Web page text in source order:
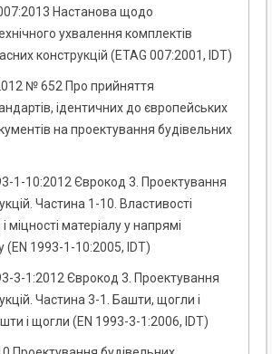
Настанова щодо
ухвалення комплектів
конструкцій (ETAG 007:2001, IDT)
№ 652 Про прийняття
ідентичних до європейських
на проектування будівельних
1-10:2012 Єврокод 3. Проектування
Частина 1-10. Властивості
міцності матеріалу у напрямі
(EN 1993-1-10:2005, IDТ)
3-1:2012 Єврокод 3. Проектування
Частина 3-1. Башти, щогли і
і щогли (EN 1993-3-1:2006, IDT)